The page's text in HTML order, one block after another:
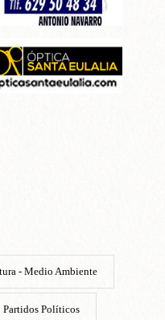
- Medio Ambiente
Partidos Políticos